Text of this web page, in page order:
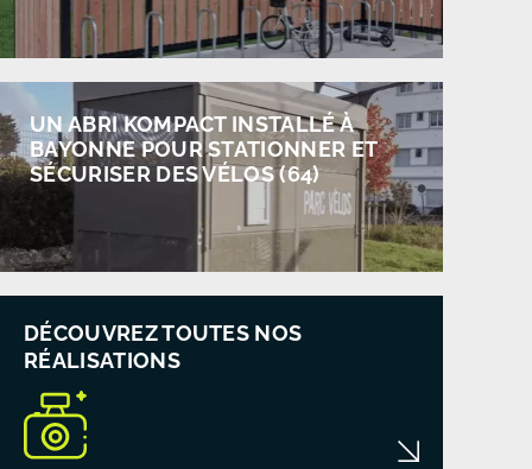
UN ABRI KOMPACT INSTALLÉ À
BAYONNE POUR STATIONNER ET
SÉCURISER DES VÉLOS (64)
DÉCOUVREZ TOUTES NOS
RÉALISATIONS